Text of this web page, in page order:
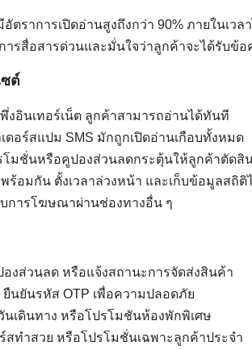
ราการเปิดอ่านสูงถึงกว่า 90% ภายในเ
สื่อสารด่วนและมั่นใจว่าลูกค้าจะได้รับข้อ
ซต์
งอินเทอร์เน็ต ลูกค้าสามารถอ่านได้ทันที
ดอร์สแปม SMS มักถูกเปิดอ่านเกือบทั้งหมด
โมชั่นหรือคูปองส่วนลดกระตุ้นให้ลูกค้าตัดสิ
อมกัน ตั้งเวลาล่วงหน้า และเก็บข้อมูลสถิติ
การโฆษณาผ่านช่องทางอื่น ๆ
งส่วนลด หรือแจ้งสถานะการจัดส่งสินค้า
นยันรหัส OTP เพื่อความปลอดภัย
นเดินทาง หรือโปรโมชันห้องพักพิเศษ
ทำสวย หรือโปรโมชั่นเฉพาะลูกค้าประจำ